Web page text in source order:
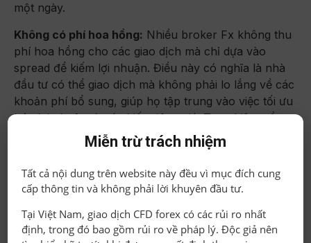
một ngày.
Không có phí hoa hồng: Nhiều broker Fx không thu
phí hoa hồng cho các giao dịch mà chỉ dựa vào
spread để kiếm lợi nhuận. Điều này có nghĩa là nhà
đầu tư có thể giao dịch mà không phải lo lắng về các
khoản phí bổ sung, giúp họ tập trung vào việc tối ưu
hóa lợi nhuận từ các biến động giá. Tuy nhiên, cần
lưu ý rằng một số broker có thể áp dụng các khoản
phí khác, chẳng hạn như phí qua đêm (swap) nếu
giữ vị thế qua đêm.
Thị trường Chứng Khoán
Chi phí giao dịch cao hơn: Trong thị trường chứng
khoán, nhà đầu tư thường phải trả phí hoa hồng cho
Miễn trừ trách nhiệm
Tất cả nội dung trên website này đều vì mục đích cung
cấp thông tin và không phải lời khuyên đầu tư.
Tại Việt Nam, giao dịch CFD forex có các rủi ro nhất
định, trong đó bao gồm rủi ro về pháp lý. Độc giả nên